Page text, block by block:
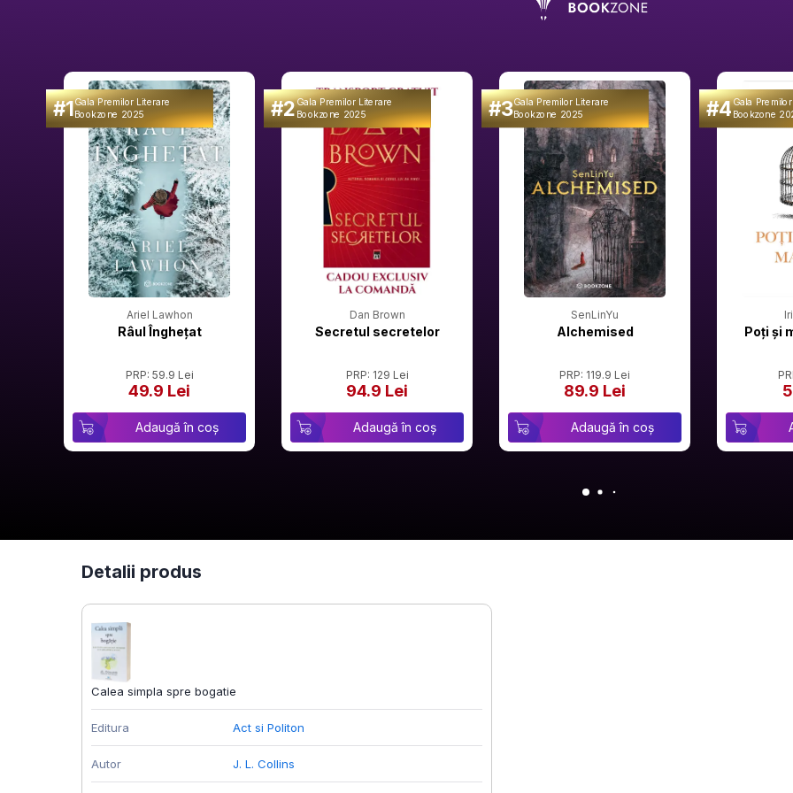
#1Gala Premilor Literare
Bookzone 2025
Ariel Lawhon
Râul Înghețat
PRP: 59.9 Lei
49.9 Lei
Adaugă în coș
#2Gala Premilor Literare
Bookzone 2025
Dan Brown
Secretul secretelor
PRP: 129 Lei
94.9 Lei
Adaugă în coș
#3Gala Premilor Literare
Bookzone 2025
SenLinYu
Alchemised
PRP: 119.9 Lei
89.9 Lei
Adaugă în coș
#4Gala
Bookzone
Poți și
Detalii produs
Calea simpla spre bogatie
Editura Act si Politon
Autor J. L. Collins